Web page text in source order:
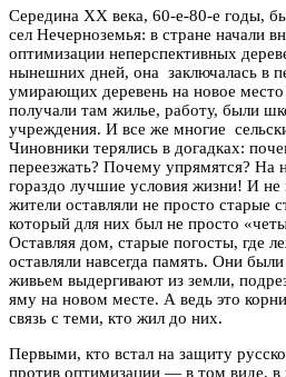
Середина ХХ века, 60-е-80-е годы,
сел Нечерноземья: в стране начали
оптимизации неперспективных
нынешних дней, она заключалась в
умирающих деревень на новое
получали там жилье, работу, были
учреждения. И все же многие
Чиновники терялись в догадках:
переезжать? Почему упрямятся? На
гораздо лучшие условия жизни! И не
жители оставляли не просто старые
который для них был не просто
Оставляя дом, старые погосты, где
оставляли навсегда память. Они
живьем выдергивают из земли,
яму на новом месте. А ведь это
связь с теми, кто жил до них.
Первыми, кто встал на защиту
против оптимизации — в том виде, в